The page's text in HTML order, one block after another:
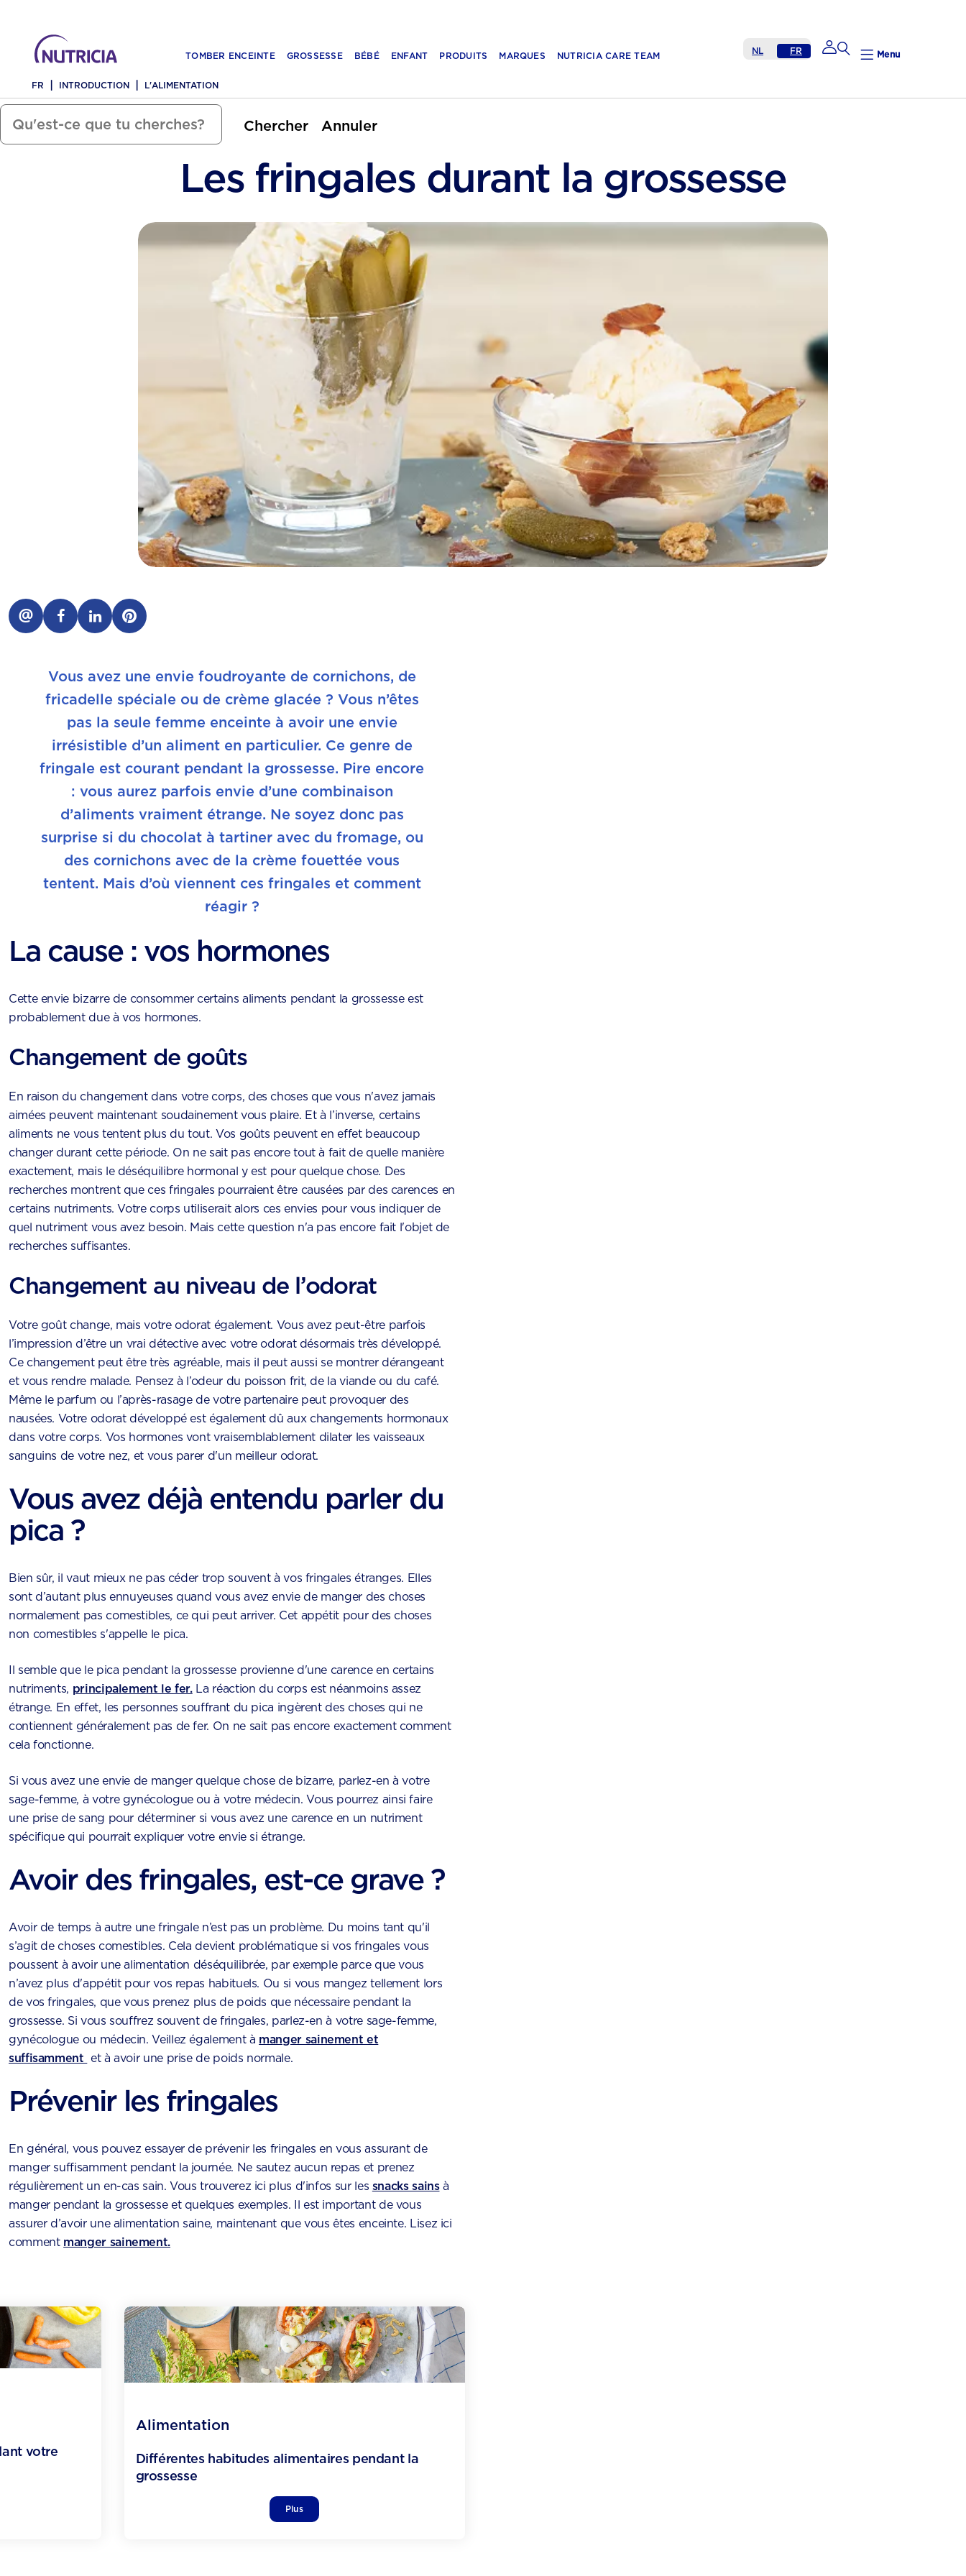
TOMBER ENCEINTE GROSSESSE BÉBÉ ENFANT PRODUITS MARQUES NUTRICIA CARE TEAM
Mijn gegevens
NL FR Menu
Chercher Annuler
Les fringales durant la grossesse
FR INTRODUCTION L'ALIMENTATION
Vous avez une envie foudroyante de cornichons, de
fricadelle spéciale ou de crème glacée ? Vous n’êtes
pas la seule femme enceinte à avoir une envie
irrésistible d’un aliment en particulier. Ce genre de
fringale est courant pendant la grossesse. Pire encore
: vous aurez parfois envie d’une combinaison
d’aliments vraiment étrange. Ne soyez donc pas
surprise si du chocolat à tartiner avec du fromage, ou
des cornichons avec de la crème fouettée vous
tentent. Mais d’où viennent ces fringales et comment
réagir ?
La cause : vos hormones
Cette envie bizarre de consommer certains aliments pendant la grossesse est
probablement due à vos hormones.
Changement de goûts
En raison du changement dans votre corps, des choses que vous n'avez jamais
aimées peuvent maintenant soudainement vous plaire. Et à l’inverse, certains
aliments ne vous tentent plus du tout. Vos goûts peuvent en effet beaucoup
changer durant cette période. On ne sait pas encore tout à fait de quelle manière
exactement, mais le déséquilibre hormonal y est pour quelque chose. Des
recherches montrent que ces fringales pourraient être causées par des carences en
certains nutriments. Votre corps utiliserait alors ces envies pour vous indiquer de
quel nutriment vous avez besoin. Mais cette question n'a pas encore fait l'objet de
recherches suffisantes.
Changement au niveau de l’odorat
Votre goût change, mais votre odorat également. Vous avez peut-être parfois
l’impression d’être un vrai détective avec votre odorat désormais très développé.
Ce changement peut être très agréable, mais il peut aussi se montrer dérangeant
et vous rendre malade. Pensez à l’odeur du poisson frit, de la viande ou du café.
Même le parfum ou l’après-rasage de votre partenaire peut provoquer des
nausées. Votre odorat développé est également dû aux changements hormonaux
dans votre corps. Vos hormones vont vraisemblablement dilater les vaisseaux
sanguins de votre nez, et vous parer d'un meilleur odorat.
Vous avez déjà entendu parler du
pica ?
Bien sûr, il vaut mieux ne pas céder trop souvent à vos fringales étranges. Elles
sont d’autant plus ennuyeuses quand vous avez envie de manger des choses
normalement pas comestibles, ce qui peut arriver. Cet appétit pour des choses
non comestibles s'appelle le pica.
Il semble que le pica pendant la grossesse provienne d'une carence en certains
nutriments, principalement le fer.La réaction du corps est néanmoins assez
étrange. En effet, les personnes souffrant du pica ingèrent des choses qui ne
contiennent généralement pas de fer. On ne sait pas encore exactement comment
cela fonctionne.
Si vous avez une envie de manger quelque chose de bizarre, parlez-en à votre
sage-femme, à votre gynécologue ou à votre médecin. Vous pourrez ainsi faire
une prise de sang pour déterminer si vous avez une carence en un nutriment
spécifique qui pourrait expliquer votre envie si étrange.
Avoir des fringales, est-ce grave ?
Avoir de temps à autre une fringale n’est pas un problème. Du moins tant qu'il
s’agit de choses comestibles. Cela devient problématique si vos fringales vous
poussent à avoir une alimentation déséquilibrée, par exemple parce que vous
n’avez plus d'appétit pour vos repas habituels. Ou si vous mangez tellement lors
de vos fringales, que vous prenez plus de poids que nécessaire pendant la
grossesse. Si vous souffrez souvent de fringales, parlez-en à votre sage-femme,
gynécologue ou médecin. Veillez également à manger sainement et
suffisamment et à avoir une prise de poids normale.
Prévenir les fringales
En général, vous pouvez essayer de prévenir les fringales en vous assurant de
manger suffisamment pendant la journée. Ne sautez aucun repas et prenez
régulièrement un en-cas sain. Vous trouverez ici plus d'infos sur les snacks sainsà
manger pendant la grossesse et quelques exemples. Il est important de vous
assurer d’avoir une alimentation saine, maintenant que vous êtes enceinte. Lisez ici
comment manger sainement.
votre
Alimentation
Différentes habitudes alimentaires pendant la
grossesse
Plus